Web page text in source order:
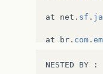
at net . sf .
at br . com .
NESTED BY :